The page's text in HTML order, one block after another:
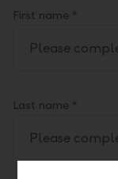
First name *
Last name *